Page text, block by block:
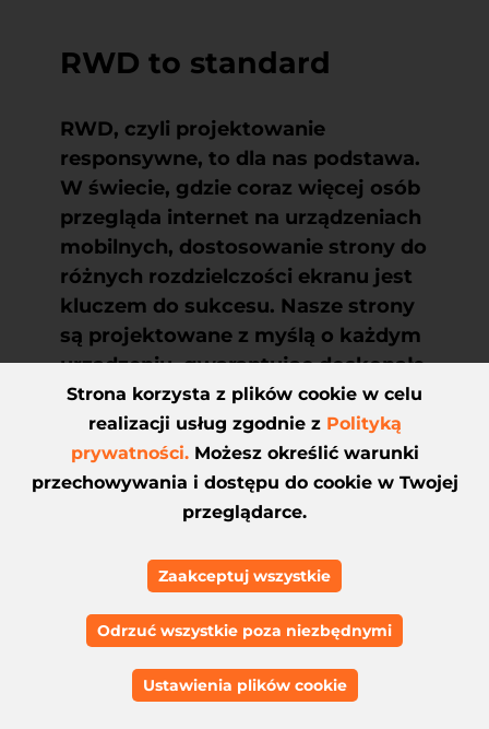
RWD to standard
RWD, czyli projektowanie
responsywne, to dla nas podstawa.
W świecie, gdzie coraz więcej osób
przegląda internet na urządzeniach
mobilnych, dostosowanie strony do
różnych rozdzielczości ekranu jest
kluczem do sukcesu. Nasze strony
są projektowane z myślą o każdym
urządzeniu, gwarantując doskonałe
doświadczenie użytkownika
niezależnie od tego, czy korzysta
on z komputera, tableta czy
smartfona.
Strona korzysta z plików cookie w celu
realizacji usług zgodnie z Polityką
prywatności.Możesz określić warunki
przechowywania i dostępu do cookie w Twojej
przeglądarce.
Zaakceptuj wszystkie
Odrzuć wszystkie poza niezbędnymi
Ustawienia plików cookie